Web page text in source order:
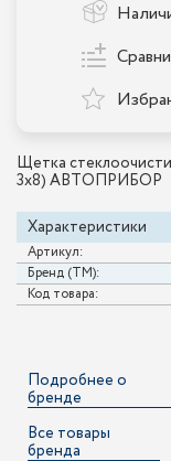
Щетка
3х8) АВТОПРИБОР
Характеристики
Артикул:
Бренд (ТМ):
Код товара:
Подробнее о
бренде
Все товары
бренда